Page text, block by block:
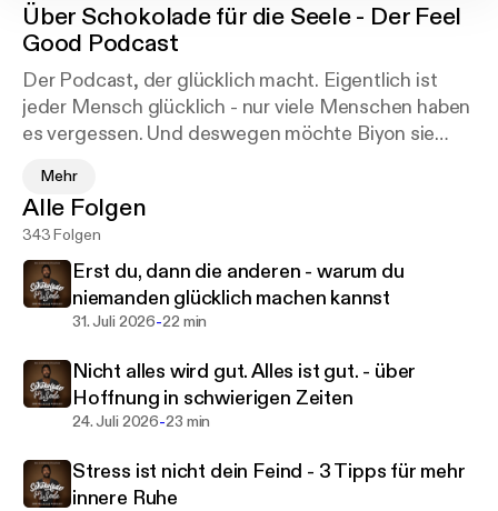
Über Schokolade für die Seele - Der Feel
Good Podcast
Der Podcast, der glücklich macht. Eigentlich ist
jeder Mensch glücklich - nur viele Menschen haben
es vergessen. Und deswegen möchte Biyon sie
um Inspiration, Motivation und Glück. Dich erwarten
spannende Geschichten, praktische Tipps für
Deinen Alltag sowie eine Menge Spaß und
Lebensfreude! Überall, wo es Podcasts gibt - und
auf Spotify auch mit Video.
Instagram:https://instagram.com/biyon
Mehr
Alle Folgen
343 Folgen
Erst du, dann die anderen - warum du
niemanden glücklich machen kannst
31. Juli 2026-22 min
Nicht alles wird gut. Alles ist gut. - über
Hoffnung in schwierigen Zeiten
24. Juli 2026-23 min
Stress ist nicht dein Feind - 3 Tipps für mehr
innere Ruhe